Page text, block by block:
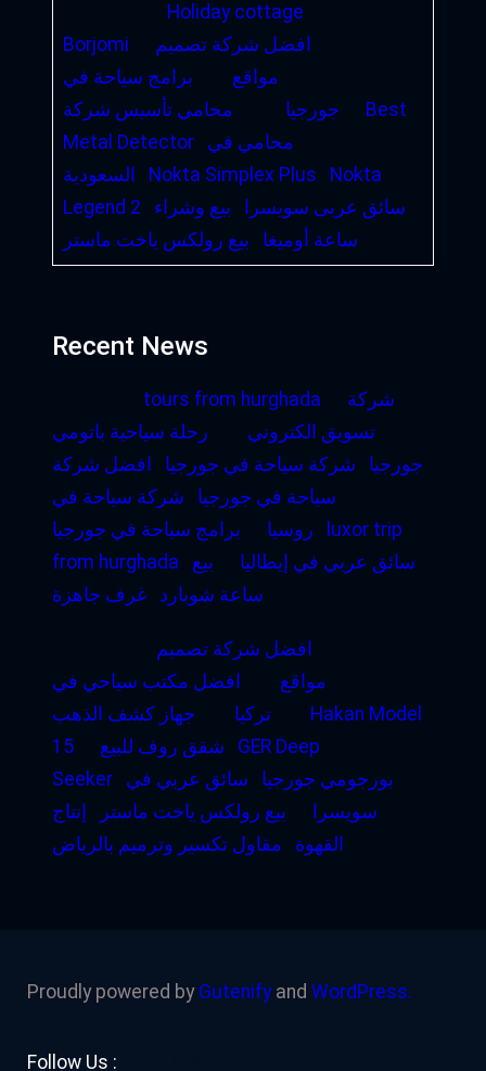
Holiday cottage
Borjomi
افضل شركة تصميم
مواقع
برامج سياحة في
جورجيا
محامي تأسيس شركة
Best
Metal Detector
محامي في
السعودية
Nokta Simplex Plus
Nokta
Legend 2
سائق عربى سويسرا
بيع وشراء
ساعة أوميغا
بيع رولكس ياخت ماستر
Recent News
tours from hurghada
شركة
تسويق الكتروني
رحلة سياحية باتومي
جورجيا
شركة سياحة في جورجيا
افضل شركة
سياحة في جورجيا
شركة سياحة في
روسيا
برامج سياحة في جورجيا
luxor trip
from hurghada
سائق عربي في إيطاليا
بيع
ساعة شوبارد
غرف جاهزة
افضل شركة تصميم
مواقع
افضل مكتب سياحي في
تركيا
جهاز كشف الذهب
Hakan Model
15
شقق روف للبيع
GER Deep
Seeker
بورجومي جورجيا
سائق عربي في
سويسرا
بيع رولكس ياخت ماستر
إنتاج
القهوة
مقاول تكسير وترميم بالرياض
Proudly powered byGutenify and WordPress.
Follow Us :